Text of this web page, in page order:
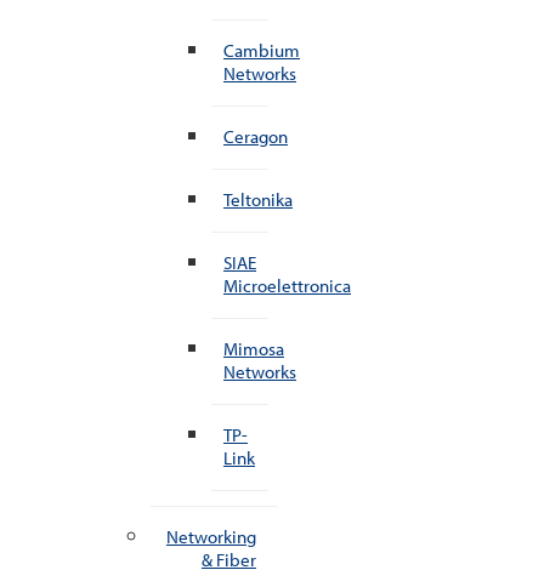
Cambium
Networks
Ceragon
Teltonika
SIAE
Microelettronica
Mimosa
Networks
TP-
Link
Networking
& Fiber